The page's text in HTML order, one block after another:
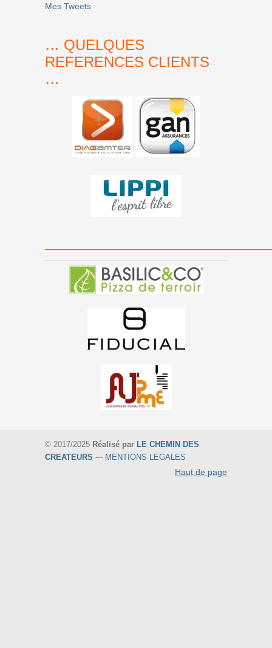
Mes Tweets
… QUELQUES
REFERENCES CLIENTS
…
© 2017/2025 Réalisé par LE CHEMIN DES
CREATEURS --- MENTIONS LEGALES
Haut de page